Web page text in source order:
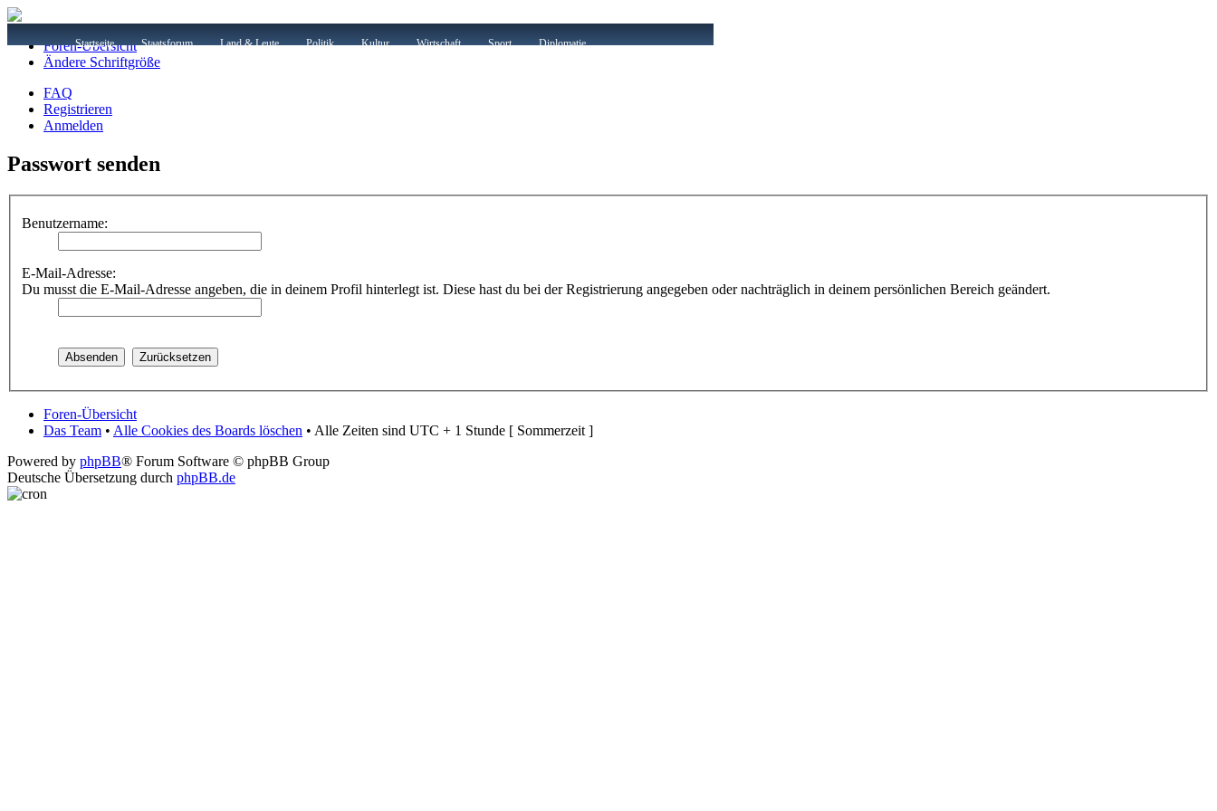
Startseite Staatsforum Land & Leute Politik Kultur Wirtschaft Sport Diplomatie
Foren-Übersicht
Ändere Schriftgröße
FAQ
Registrieren
Anmelden
Passwort senden
Benutzername:
E-Mail-Adresse:
Du musst die E-Mail-Adresse angeben, die in deinem Profil hinterlegt ist. Diese hast du bei der Registrierung angegeben oder nachträglich in deinem persönlichen Bereich geändert.
Foren-Übersicht
Das Team • Alle Cookies des Boards löschen • Alle Zeiten sind UTC + 1 Stunde [ Sommerzeit ]
Powered by phpBB® Forum Software © phpBB Group
Deutsche Übersetzung durch phpBB.de